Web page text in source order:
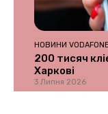
НОВИНИ VODAFONE
200 тисяч
Харкові
3 Липня 2026